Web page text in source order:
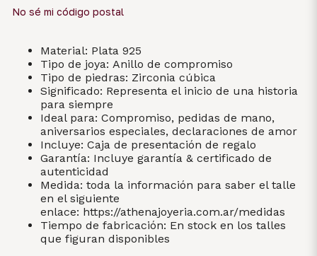
No sé mi código postal
Material: Plata 925
Tipo de joya: Anillo de compromiso
Tipo de piedras: Zirconia cúbica
Significado: Representa el inicio de una historia
para siempre
Ideal para: Compromiso, pedidas de mano,
aniversarios especiales, declaraciones de amor
Incluye: Caja de presentación de regalo
Garantía: Incluye garantía & certificado de
autenticidad
Medida: toda la información para saber el talle
en el siguiente
enlace: https://athenajoyeria.com.ar/medidas
Tiempo de fabricación: En stock en los talles
que figuran disponibles